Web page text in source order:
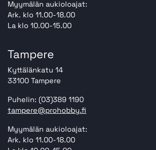
Myymälän aukioloajat:
Ark. klo 11.00-18.00
La klo 10.00-15.00
Tampere
Kyttälänkatu 14
33100 Tampere
Puhelin: (03)389 1190
tampere@prohobby.fi
Myymälän aukioloajat:
Ark. klo 11.00-18.00